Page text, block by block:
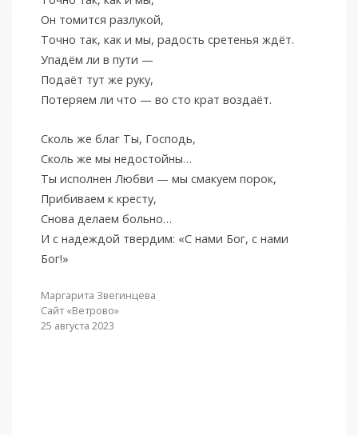
Он томится разлукой,
Точно так, как и мы, радость сретенья ждёт.
Упадём ли в пути —
Подаёт тут же руку,
Потеряем ли что — во сто крат воздаёт.
Сколь же благ Ты, Господь,
Сколь же мы недостойны…
Ты исполнен Любви — мы смакуем порок,
Прибиваем к кресту,
Снова делаем больно…
И с надеждой твердим: «С нами Бог, с нами
Бог!»
Маргарита Звегинцева
Сайт «Ветрово»
25 августа 2023